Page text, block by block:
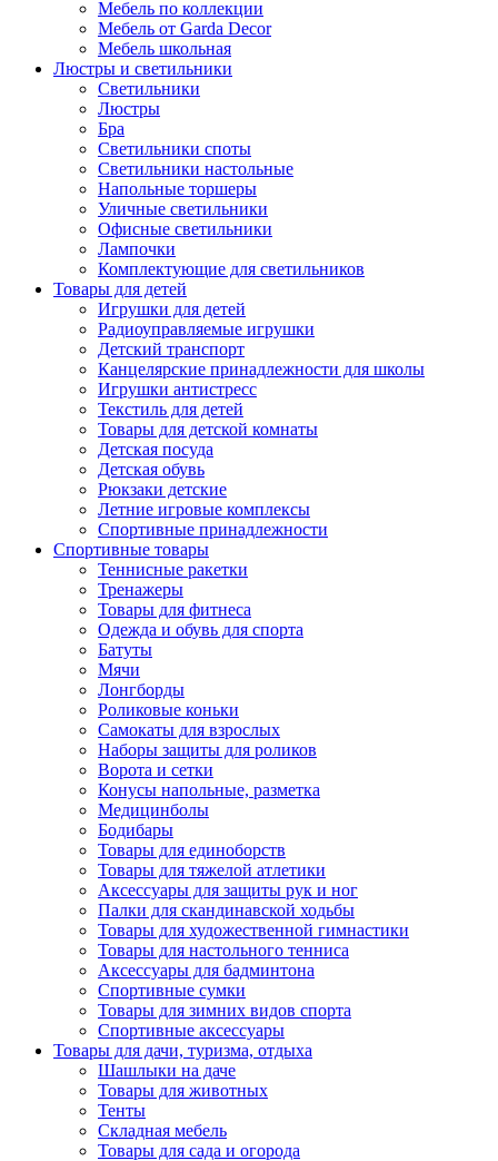
Мебель по коллекции
Мебель от Garda Decor
Мебель школьная
Люстры и светильники
Светильники
Люстры
Бра
Светильники споты
Светильники настольные
Напольные торшеры
Уличные светильники
Офисные светильники
Лампочки
Комплектующие для светильников
Товары для детей
Игрушки для детей
Радиоуправляемые игрушки
Детский транспорт
Канцелярские принадлежности для школы
Игрушки антистресс
Текстиль для детей
Товары для детской комнаты
Детская посуда
Детская обувь
Рюкзаки детские
Летние игровые комплексы
Спортивные принадлежности
Спортивные товары
Теннисные ракетки
Тренажеры
Товары для фитнеса
Одежда и обувь для спорта
Батуты
Мячи
Лонгборды
Роликовые коньки
Самокаты для взрослых
Наборы защиты для роликов
Ворота и сетки
Конусы напольные, разметка
Медицинболы
Бодибары
Товары для единоборств
Товары для тяжелой атлетики
Аксессуары для защиты рук и ног
Палки для скандинавской ходьбы
Товары для художественной гимнастики
Товары для настольного тенниса
Аксессуары для бадминтона
Спортивные сумки
Товары для зимних видов спорта
Спортивные аксессуары
Товары для дачи, туризма, отдыха
Шашлыки на даче
Товары для животных
Тенты
Складная мебель
Товары для сада и огорода